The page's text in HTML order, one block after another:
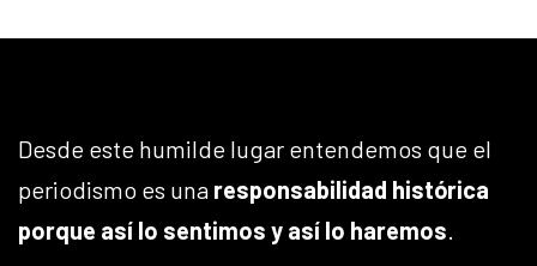
Desde este humilde lugar entendemos que el
periodismo es una responsabilidad histórica
porque así lo sentimos y así lo haremos.